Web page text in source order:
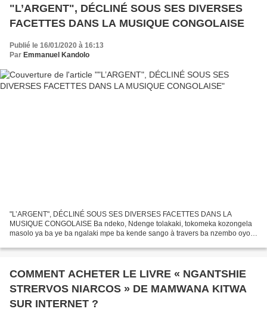
"L’ARGENT", DÉCLINÉ SOUS SES DIVERSES
FACETTES DANS LA MUSIQUE CONGOLAISE
Publié le 16/01/2020 à 16:13
Par Emmanuel Kandolo
"L’ARGENT", DÉCLINÉ SOUS SES DIVERSES FACETTES DANS LA
MUSIQUE CONGOLAISE Ba ndeko, Ndenge tolakaki, tokomeka kozongela
masolo ya ba ye ba ngalaki mpe ba kende sango à travers ba nzembo oyo
COMMENT ACHETER LE LIVRE « NGANTSHIE
STRERVOS NIARCOS » DE MAMWANA KITWA
SUR INTERNET ?